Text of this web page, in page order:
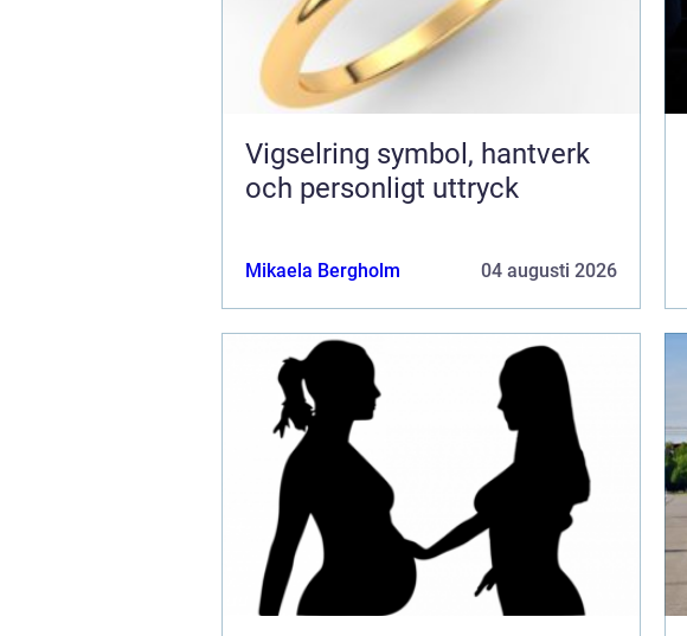
Vigselring symbol, hantverk
och personligt uttryck
Mikaela Bergholm 04 augusti 2026